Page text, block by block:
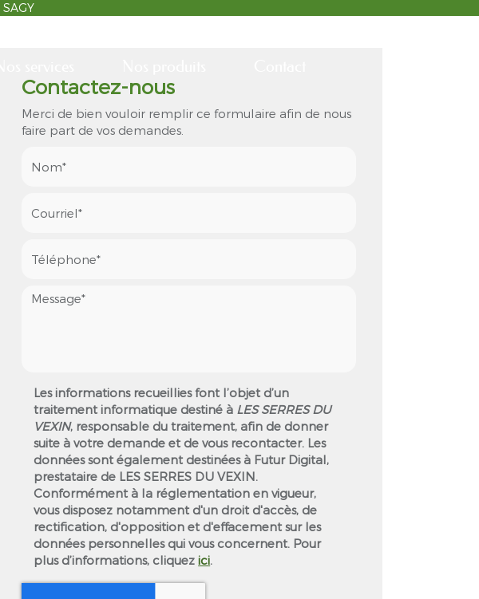
SAGY
Contactez-nous
Merci de bien vouloir remplir ce formulaire afin de nous
faire part de vos demandes.
Les informations recueillies font l’objet d’un
traitement informatique destiné à LES SERRES DU
VEXIN, responsable du traitement, afin de donner
suite à votre demande et de vous recontacter. Les
données sont également destinées à Futur Digital,
prestataire de LES SERRES DU VEXIN.
Conformément à la réglementation en vigueur,
vous disposez notamment d'un droit d'accès, de
rectification, d'opposition et d'effacement sur les
données personnelles qui vous concernent. Pour
plus d’informations, cliquezici.